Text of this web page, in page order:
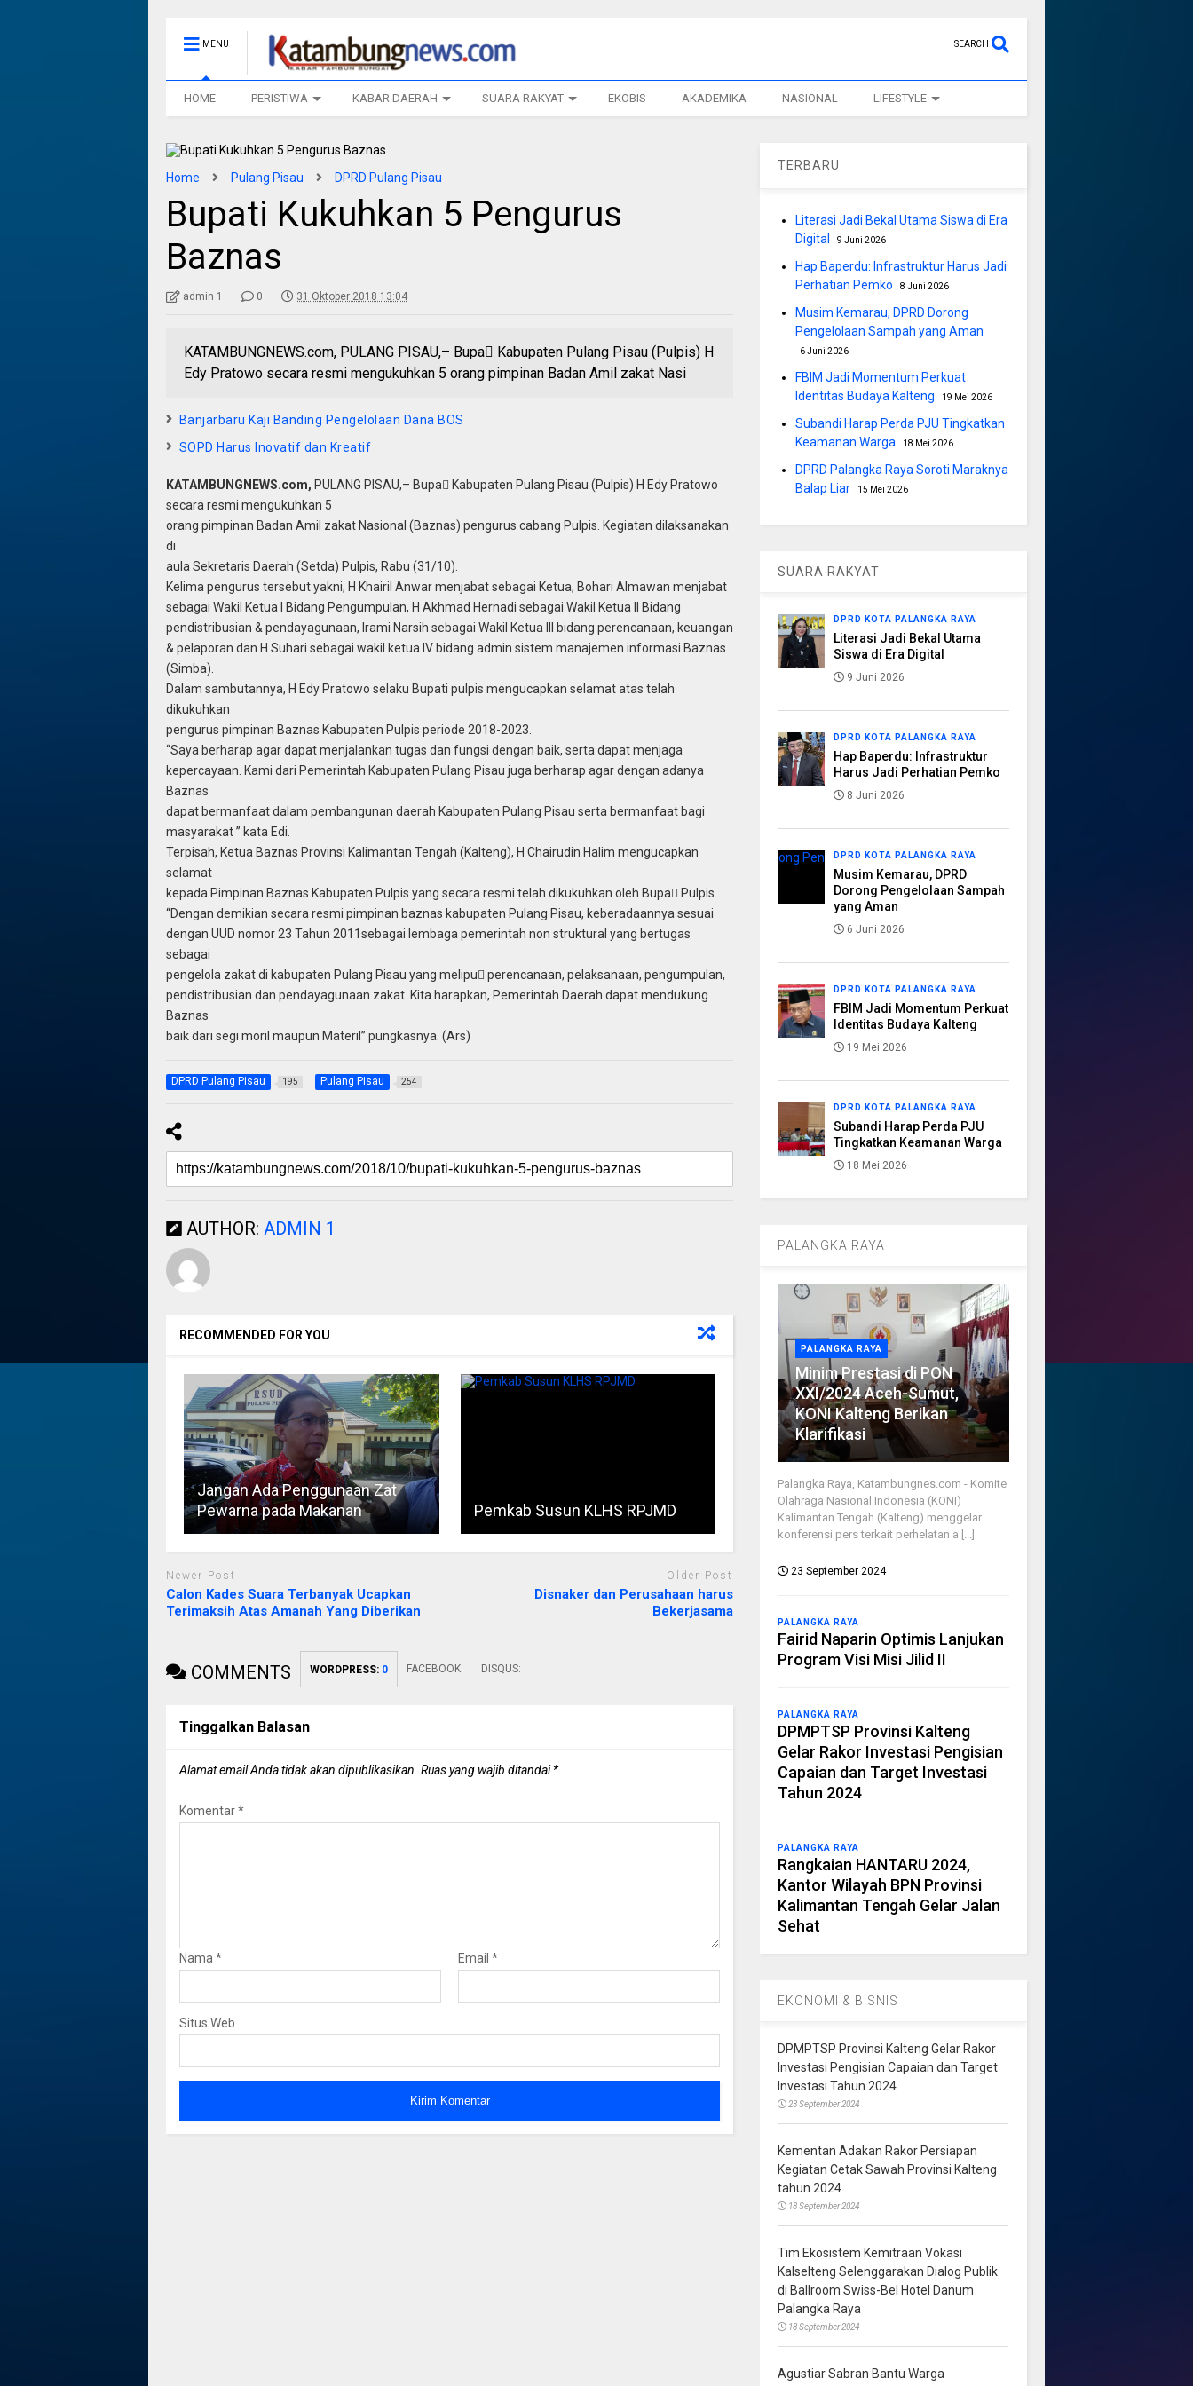
MENU SEARCH
HOME PERISTIWA KABAR DAERAH SUARA RAKYAT EKOBIS AKADEMIKA NASIONAL LIFESTYLE
Home Pulang Pisau DPRD Pulang Pisau
Bupati Kukuhkan 5 Pengurus
Baznas
admin 1 0 31 Oktober 2018 13:04
KATAMBUNGNEWS.com, PULANG PISAU,– Bupa Kabupaten Pulang Pisau (Pulpis) H
Edy Pratowo secara resmi mengukuhkan 5 orang pimpinan Badan Amil zakat Nasi
Banjarbaru Kaji Banding Pengelolaan Dana BOS
SOPD Harus Inovatif dan Kreatif
KATAMBUNGNEWS.com, PULANG PISAU,– Bupa Kabupaten Pulang Pisau (Pulpis) H Edy Pratowo
secara resmi mengukuhkan 5
orang pimpinan Badan Amil zakat Nasional (Baznas) pengurus cabang Pulpis. Kegiatan dilaksanakan
di
aula Sekretaris Daerah (Setda) Pulpis, Rabu (31/10).
Kelima pengurus tersebut yakni, H Khairil Anwar menjabat sebagai Ketua, Bohari Almawan menjabat
sebagai Wakil Ketua I Bidang Pengumpulan, H Akhmad Hernadi sebagai Wakil Ketua II Bidang
pendistribusian & pendayagunaan, Irami Narsih sebagai Wakil Ketua III bidang perencanaan, keuangan
& pelaporan dan H Suhari sebagai wakil ketua IV bidang admin sistem manajemen informasi Baznas
(Simba).
Dalam sambutannya, H Edy Pratowo selaku Bupati pulpis mengucapkan selamat atas telah
dikukuhkan
pengurus pimpinan Baznas Kabupaten Pulpis periode 2018-2023.
“Saya berharap agar dapat menjalankan tugas dan fungsi dengan baik, serta dapat menjaga
kepercayaan. Kami dari Pemerintah Kabupaten Pulang Pisau juga berharap agar dengan adanya
Baznas
dapat bermanfaat dalam pembangunan daerah Kabupaten Pulang Pisau serta bermanfaat bagi
masyarakat ” kata Edi.
Terpisah, Ketua Baznas Provinsi Kalimantan Tengah (Kalteng), H Chairudin Halim mengucapkan
selamat
kepada Pimpinan Baznas Kabupaten Pulpis yang secara resmi telah dikukuhkan oleh Bupa Pulpis.
“Dengan demikian secara resmi pimpinan baznas kabupaten Pulang Pisau, keberadaannya sesuai
dengan UUD nomor 23 Tahun 2011sebagai lembaga pemerintah non struktural yang bertugas
sebagai
pengelola zakat di kabupaten Pulang Pisau yang melipu perencanaan, pelaksanaan, pengumpulan,
pendistribusian dan pendayagunaan zakat. Kita harapkan, Pemerintah Daerah dapat mendukung
Baznas
baik dari segi moril maupun Materil” pungkasnya. (Ars)
DPRD Pulang Pisau 195 Pulang Pisau 254
AUTHOR: ADMIN 1
RECOMMENDED FOR YOU
Jangan Ada Penggunaan Zat
Pewarna pada Makanan
Pemkab Susun KLHS RPJMD
Newer Post
Calon Kades Suara Terbanyak Ucapkan
Terimaksih Atas Amanah Yang Diberikan
Older Post
Disnaker dan Perusahaan harus
Bekerjasama
COMMENTS WORDPRESS: 0 FACEBOOK: DISQUS:
Tinggalkan Balasan
Alamat email Anda tidak akan dipublikasikan. Ruas yang wajib ditandai*
Komentar*
Nama * Email *
Situs Web
TERBARU
Literasi Jadi Bekal Utama Siswa di Era
Digital
9 Juni 2026
Hap Baperdu: Infrastruktur Harus Jadi
Perhatian Pemko
8 Juni 2026
Musim Kemarau, DPRD Dorong
Pengelolaan Sampah yang Aman
6 Juni 2026
FBIM Jadi Momentum Perkuat
Identitas Budaya Kalteng
19 Mei 2026
Subandi Harap Perda PJU Tingkatkan
Keamanan Warga
18 Mei 2026
DPRD Palangka Raya Soroti Maraknya
Balap Liar
15 Mei 2026
SUARA RAKYAT
DPRD KOTA PALANGKA RAYA
Literasi Jadi Bekal Utama
Siswa di Era Digital
9 Juni 2026
DPRD KOTA PALANGKA RAYA
Hap Baperdu: Infrastruktur
Harus Jadi Perhatian Pemko
8 Juni 2026
DPRD KOTA PALANGKA RAYA
Musim Kemarau, DPRD
Dorong Pengelolaan Sampah
yang Aman
6 Juni 2026
DPRD KOTA PALANGKA RAYA
FBIM Jadi Momentum Perkuat
Identitas Budaya Kalteng
19 Mei 2026
DPRD KOTA PALANGKA RAYA
Subandi Harap Perda PJU
Tingkatkan Keamanan Warga
18 Mei 2026
PALANGKA RAYA
PALANGKA RAYA
Minim Prestasi di PON
XXI/2024 Aceh-Sumut,
KONI Kalteng Berikan
Klarifikasi
Palangka Raya, Katambungnes.com - Komite
Olahraga Nasional Indonesia (KONI)
Kalimantan Tengah (Kalteng) menggelar
konferensi pers terkait perhelatan a [...]
23 September 2024
PALANGKA RAYA
Fairid Naparin Optimis Lanjukan
Program Visi Misi Jilid II
PALANGKA RAYA
DPMPTSP Provinsi Kalteng
Gelar Rakor Investasi Pengisian
Capaian dan Target Investasi
Tahun 2024
PALANGKA RAYA
Rangkaian HANTARU 2024,
Kantor Wilayah BPN Provinsi
Kalimantan Tengah Gelar Jalan
Sehat
EKONOMI & BISNIS
DPMPTSP Provinsi Kalteng Gelar Rakor
Investasi Pengisian Capaian dan Target
Investasi Tahun 2024
23 September 2024
Kementan Adakan Rakor Persiapan
Kegiatan Cetak Sawah Provinsi Kalteng
tahun 2024
18 September 2024
Tim Ekosistem Kemitraan Vokasi
Kalselteng Selenggarakan Dialog Publik
di Ballroom Swiss-Bel Hotel Danum
Palangka Raya
18 September 2024
Agustiar Sabran Bantu Warga